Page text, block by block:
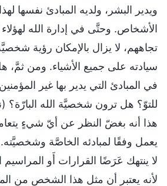
ويدير البشر، ولديه المبادئ نفسها
الأشخاص. وحتَّى في إدارة الله لهؤلاء
تجاههم، لا يزال بالإمكان رؤية
سيادته على جميع الأشياء. ومن ثمَّ،
في المبادئ التي يدير بها غير
للتوّ؟ هل ترون شخصيَّة الله البارّة؟
هذا أنه بغضّ النظر عن أيّ شيءٍ
يعمل وفقًا لمبادئه الخاصَّة وشخصيَّته.
لا ينتهك عَرَضًا القرارات أَو المراسيم
لأنه يعتبر أن مثل هذا الشخص من